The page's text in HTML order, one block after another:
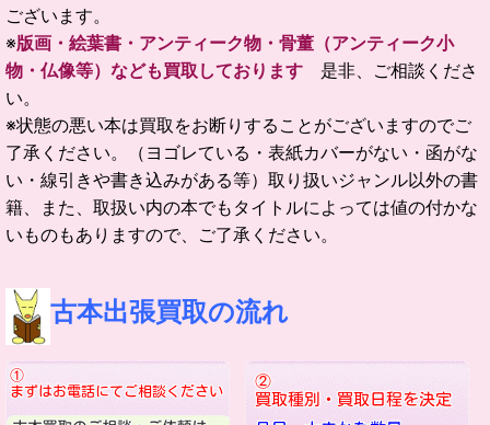
ございます。
※版画・絵葉書・アンティーク物・骨董（アンティーク小
物・仏像等）なども買取しております 是非、ご相談くださ
い。
※状態の悪い本は買取をお断りすることがございますのでご
了承ください。（ヨゴレている・表紙カバーがない・函がな
い・線引きや書き込みがある等）取り扱いジャンル以外の書
籍、また、取扱い内の本でもタイトルによっては値の付かな
いものもありますので、ご了承ください。
古本出張買取の流れ